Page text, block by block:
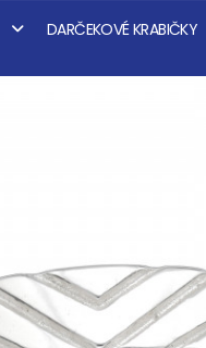
DARČEKOVÉ KRABIČKY